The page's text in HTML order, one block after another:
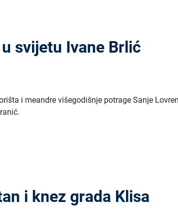
svijetu Ivane Brlić
i meandre višegodišnje potrage Sanje
i knez grada Klisa